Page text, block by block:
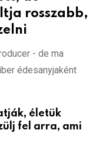
rosszabb,
- de ma
édesanyjaként
életük
fel arra, ami